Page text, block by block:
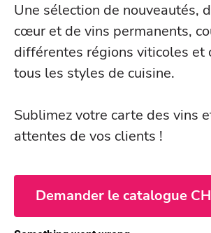
Une sélection de nouveautés,
cœur et de vins permanents,
différentes régions viticoles et
tous les styles de cuisine.
Sublimez votre carte des vins
attentes de vos clients !
Demander le catalogue